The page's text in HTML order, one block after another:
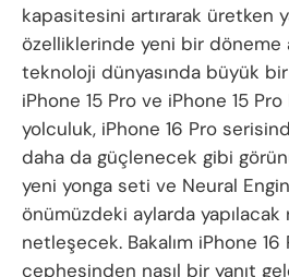
kapasitesini artırarak üretken
özelliklerinde yeni bir döneme
teknoloji dünyasında büyük
iPhone 15 Pro ve iPhone 15
yolculuk, iPhone 16 Pro
daha da güçlenecek gibi
yeni yonga seti ve Neural
önümüzdeki aylarda yapılacak
netleşecek. Bakalım iPhone
cephesinden nasıl bir yanıt